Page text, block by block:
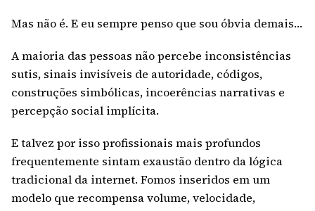
Mas não é. E eu sempre penso que sou óbvia demais…
A maioria das pessoas não percebe inconsistências
sutis, sinais invisíveis de autoridade, códigos,
construções simbólicas, incoerências narrativas e
percepção social implícita.
E talvez por isso profissionais mais profundos
frequentemente sintam exaustão dentro da lógica
tradicional da internet. Fomos inseridos em um
modelo que recompensa volume, velocidade,